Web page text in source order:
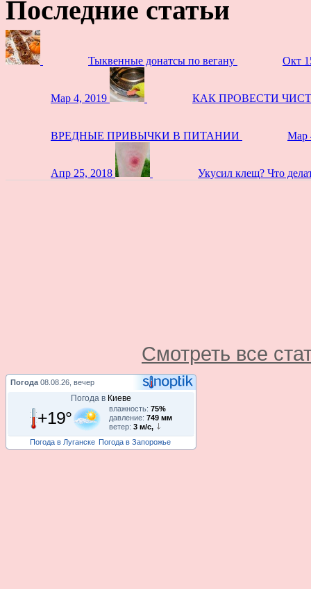
Последние статьи
Тыквенные донатсы по вегану Окт
Мар 4, 2019 КАК ПРОВЕСТИ
ВРЕДНЫЕ ПРИВЫЧКИ В ПИТАНИИ Мар
Апр 25, 2018 Укусил клещ? Что
Смотреть все
Погода 08.08.26, вечер
Погода в Киеве
+19° влажность: 75%
давление: 749 мм
ветер: 3 м/с,
Погода в Луганске Погода в Запорожье